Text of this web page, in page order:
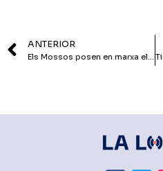
ANTERIOR